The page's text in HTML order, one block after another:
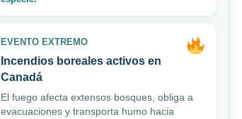
EVENTO EXTREMO
Incendios boreales activos en
Canadá
El fuego afecta extensos bosques, obliga a
evacuaciones y transporta humo hacia